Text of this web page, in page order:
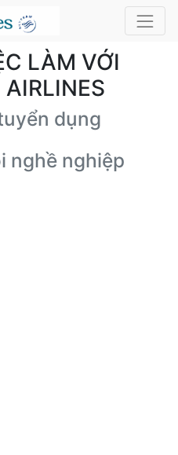
LÀM VỚI
dụng
nghề nghiệp